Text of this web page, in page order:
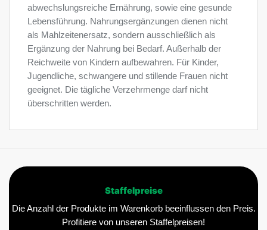
abwechslungsreiche Ernährung, sowie eine gesunde
Lebensführung. Nahrungsergänzungen dienen nicht
als Mahlzeitenersatz, sondern ausschließlich als
Ergänzung der Nahrung bei Bedarf. Außerhalb der
Reichweite von Kindern aufbewahren. Für Kinder,
Jugendliche, schwangere und stillende Frauen nicht
geeignet. Die tägliche Verzehrmenge darf nicht
überschritten werden.
Staffelpreise
Die Anzahl der Produkte im Warenkorb beeinflussen den Preis.
Profitiere von unseren Staffelpreisen!